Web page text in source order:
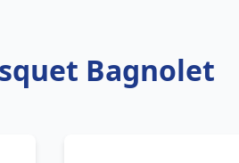
Bagnolet